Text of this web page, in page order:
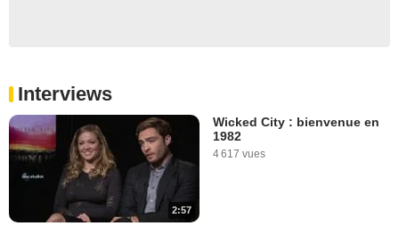
Interviews
2:57
Wicked City : bienvenue en
1982
4 617 vues